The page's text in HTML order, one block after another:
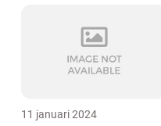
11 januari 2024